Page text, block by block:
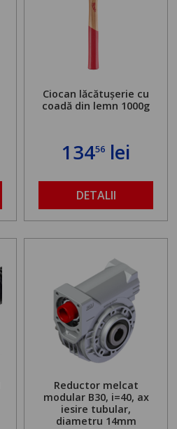
Ciocan lăcătușerie cu
coadă din lemn 1000g
13456 lei
DETALII
Reductor melcat
modular B30, i=40, ax
iesire tubular,
diametru 14mm